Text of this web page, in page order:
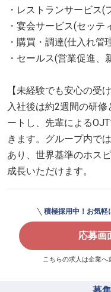
・レストランサービス(
・宴会サービス(セッテ
・購買・調達(仕入れ管
・セールス(営業促進、
【未経験でも安心の受
入社後は約2週間の研
ートし、先輩による
きます。グループ内で
あり、世界基準のホス
成長いただけます。
積極採用中！お気軽
応募画
こちらの求人は企業へ